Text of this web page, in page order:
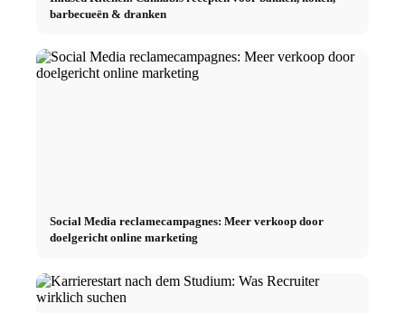
barbecueën & dranken
Social Media reclamecampagnes: Meer verkoop door
doelgericht online marketing